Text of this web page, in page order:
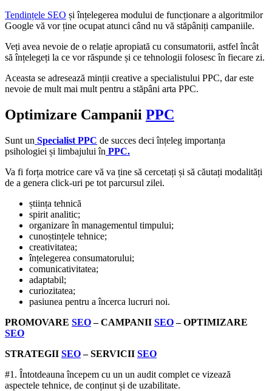
Tendințele SEO și înțelegerea modului de funcționare a algoritmilor
Google vă vor ține ocupat atunci când nu vă stăpâniți campaniile.
Veți avea nevoie de o relație apropiată cu consumatorii, astfel încât
să înțelegeți la ce vor răspunde și ce tehnologii folosesc în fiecare zi.
Aceasta se adresează minții creative a specialistului PPC, dar este
nevoie de mult mai mult pentru a stăpâni arta PPC.
Optimizare Campanii PPC
Sunt un Specialist PPC de succes deci înțeleg importanța
psihologiei și limbajului în PPC.
Va fi forța motrice care vă va ține să cercetați și să căutați modalități
de a genera click-uri pe tot parcursul zilei.
știința tehnică
spirit analitic;
organizare în managementul timpului;
cunoștințele tehnice;
creativitatea;
înțelegerea consumatorului;
comunicativitatea;
adaptabil;
curiozitatea;
pasiunea pentru a încerca lucruri noi.
PROMOVARE SEO– CAMPANII SEO– OPTIMIZARE
SEO
STRATEGII SEO– SERVICII SEO
#1. Întotdeauna începem cu un un audit complet ce vizează
aspectele tehnice, de conținut și de uzabilitate.